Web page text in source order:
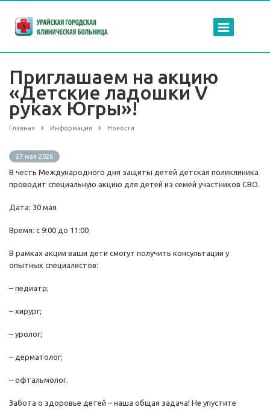
Приглашаем на акцию
«Детские ладошки V
руках Югры»!
Главная Информация Новости
27 мая 2026
В честь Международного дня защиты детей детская поликлиника
проводит специальную акцию для детей из семей участников СВО.
Дата: 30 мая
Время: с 9:00 до 11:00
В рамках акции ваши дети смогут получить консультации у
опытных специалистов:
– педиатр;
– хирург;
– уролог;
– дерматолог;
– офтальмолог.
Забота о здоровье детей – наша общая задача! Не упустите